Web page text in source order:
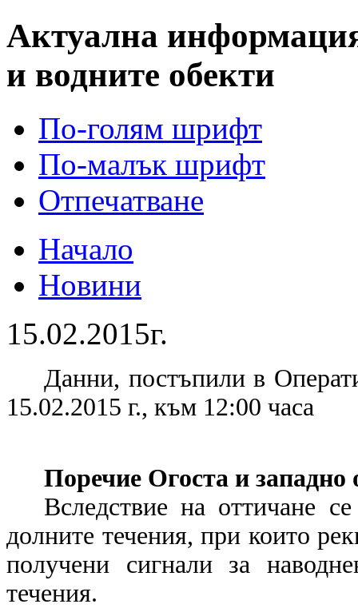
Актуална
и водните обекти
По-голям шрифт
По-малък шрифт
Отпечатване
Начало
Новини
15.02.2015г.
Данни, постъпили в
15.02.2015 г., към 12:00 часа
Поречие Огоста и западно
Вследствие на оттичане
долните течения, при които
получени сигнали за
течения.